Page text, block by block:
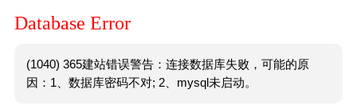
Database Error
(1040) 365建站错误警告：连接数据库失败，可能的原
因：1、数据库密码不对; 2、mysql未启动。